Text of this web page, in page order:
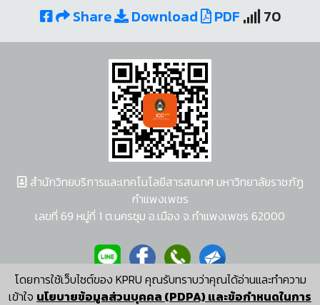
Share Download PDF 70
โดยการใช้เว็บไซต์ของ KPRU คุณรับทราบว่าคุณได้อ่านและทำความ
เข้าใจ นโยบายข้อมูลส่วนบุคคล (PDPA) และข้อกำหนดในการ
สำนักวิทยบริการและเทคโนโลยีสารสนเทศ มหาวิทยาลัยราชภัฏ
กำแพงเพชร
เลขที่ 69 หมู่ที่ 1 ต.นครชุม อ.เมือง จ.กำแพงเพชร 62000
ผู้พัฒนาระบบ อนุชา พวงผกา